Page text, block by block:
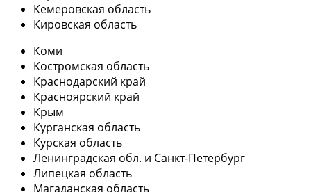
Кемеровская область
Кировская область
Коми
Костромская область
Краснодарский край
Красноярский край
Крым
Курганская область
Курская область
Ленинградская обл. и Санкт-Петербург
Липецкая область
Магаданская область